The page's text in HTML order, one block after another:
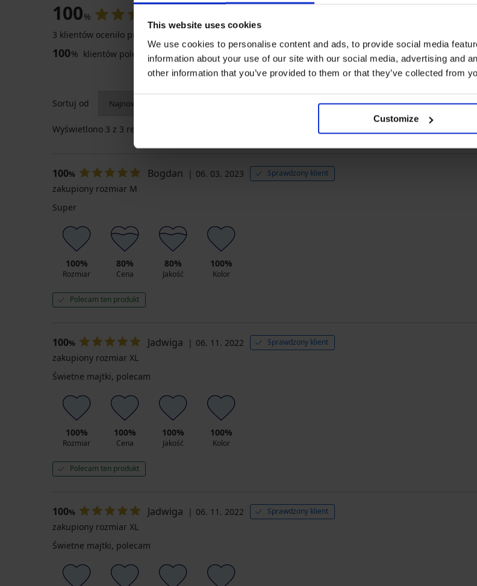
This website uses cookies
We use cookies to personalise content and ads, to provide social media
information about your use of our site with our social media, advertising and
other information that you’ve provided to them or that they’ve collected from
Customize
Joy
55,99
promocja
GRATIS
100%
3 klientów oceniło produkt
100% klientów poleca produkt
3
2
Sortuj od
Wyświetlono 3 z 3 recenzji
100% Bogdan 06. 03. 2023 Sprawdzony klient
zakupiony rozmiar M
Super
100%
Rozmiar
80%
Cena
80%
Jakość
100%
Kolor
Polecam ten produkt
100% Jadwiga 06. 11. 2022 Sprawdzony klient
zakupiony rozmiar XL
Świetne majtki, polecam
100%
Rozmiar
100%
Cena
100%
Jakość
100%
Kolor
Polecam ten produkt
100% Jadwiga 06. 11. 2022 Sprawdzony klient
zakupiony rozmiar XL
Świetne majtki, polecam